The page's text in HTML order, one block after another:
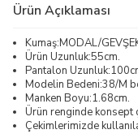
Ürün Açıklaması
Kumaş:MODAL/
Ürün Uzunluk:55cm.
Pantalon
Modelin Bedeni:38/M
Manken Boyu:1.68cm.
Ürün renginde konsept
Çekimlerimizde